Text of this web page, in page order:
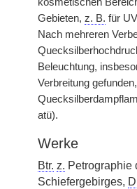
Gebieten, z. B. für
Nach mehreren
Beleuchtung,
Verbreitung
atü).
Werke
Btr. z. Petrographie
Schiefergebirges,